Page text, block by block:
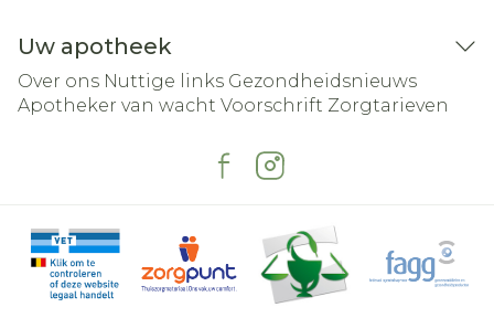
Uw apotheek
Over ons Nuttige links Gezondheidsnieuws
Apotheker van wacht Voorschrift Zorgtarieven